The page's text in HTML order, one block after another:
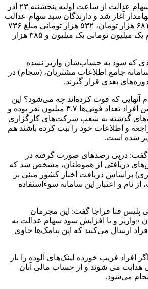
واریز مرحله اول سود سهام عدالت از ساعت اولیه پنجشنبه ۲۳ آذر
سهامدار آغاز شد و دارندگان سبد سهام عدالت
۴۹۲ هزار تومانی مبلغ ۶۸۱ هزار تومان، ۵۳۲ هزار تومانی مبلغ ۷۳۶
هزار تومان و سبد سهام یک میلیون تومانی یک میلیون و ۳۸۵ هزار
که سود به حساب‌شان واریز نشده
سامانه جامع اطلاعات مشتریان، (سجام) در
بعدی قرار گیرند.
آنهایی که فوت کرده‌اند چه می‌شود؟ این
مقام مسئول می‌گوید این افراد تعداد فوتی‌ها ۳.۷ میلیون نفر بوده و
گذشته به شعب شرکت‌های کارگزاری
و اطلاعات خود را ثبت کرده‌ باشند هم
شده است.
گفت: درپی رصد‌های صورت گرفته در
دریافتی از هموطنان، مشخص شد که
براساس دریافت اخبار کشور مبنی بر
نام و اعتبار این سامانه سوءاستفاده
پلیس فتا فراجا گفت: این مجرمان
«واریز و یا افزایش سود سهام عدالت به
ارسال می‌کنند که این پیامک‌ها حاوی
افراد فریب خورده لینک‌های آلوده را باز
هدایت می شوند و از حساب مالی آنان
می‌شود.